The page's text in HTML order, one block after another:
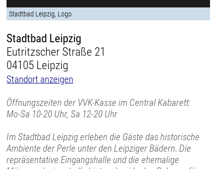
Stadtbad Leipzig, Logo
Stadtbad Leipzig
Eutritzscher Straße 21
04105 Leipzig
Standort anzeigen
Öffnungszeiten der VVK-Kasse im Central Kabarett:
Mo-Sa 10-20 Uhr, Sa 12-20 Uhr
Im Stadtbad Leipzig erleben die Gäste das historische
Ambiente der Perle unter den Leipziger Bädern. Die
repräsentative Eingangshalle und die ehemalige